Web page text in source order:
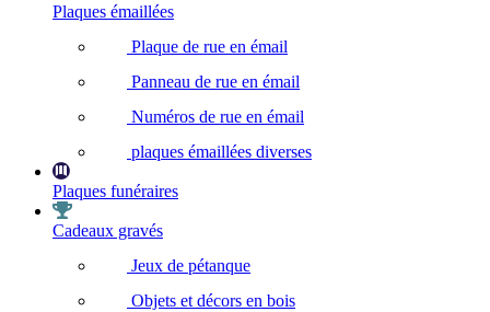
Plaques émaillées
Plaque de rue en émail
Panneau de rue en émail
Numéros de rue en émail
plaques émaillées diverses
Plaques funéraires
Cadeaux gravés
Jeux de pétanque
Objets et décors en bois